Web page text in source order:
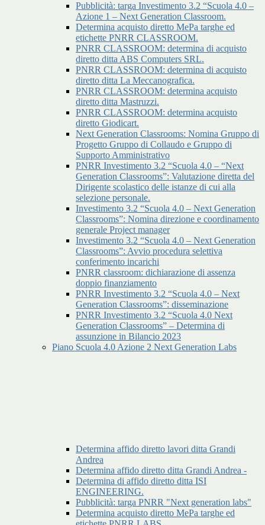
Pubblicità: targa Investimento 3.2 “Scuola 4.0 –
Azione 1 – Next Generation Classroom.
Determina acquisto diretto MePa targhe ed
etichette PNRR CLASSROOM.
PNRR CLASSROOM: determina di acquisto
diretto ditta ABS Computers SRL.
PNRR CLASSROOM: determina di acquisto
diretto ditta La Meccanografica.
PNRR CLASSROOM: determina acquisto
diretto ditta Mastruzzi.
PNRR CLASSROOM: determina acquisto
diretto Giodicart.
Next Generation Classrooms: Nomina Gruppo di
Progetto Gruppo di Collaudo e Gruppo di
Supporto Amministrativo
PNRR Investimento 3.2 “Scuola 4.0 – “Next
Generation Classrooms”: Valutazione diretta del
Dirigente scolastico delle istanze di cui alla
selezione personale.
Investimento 3.2 “Scuola 4.0 – Next Generation
Classrooms”: Nomina direzione e coordinamento
generale Project manager
Investimento 3.2 “Scuola 4.0 – Next Generation
Classrooms”: Avvio procedura selettiva
conferimento incarichi
PNRR classroom: dichiarazione di assenza
doppio finanziamento
PNRR Investimento 3.2 “Scuola 4.0 – Next
Generation Classrooms”: disseminazione
PNRR Investimento 3.2 “Scuola 4.0 Next
Generation Classrooms” – Determina di
assunzione in Bilancio 2023
Piano Scuola 4.0 Azione 2 Next Generation Labs
Determina affido diretto lavori ditta Grandi
Andrea
Determina affido diretto ditta Grandi Andrea -
Determina di affido diretto ditta ISI
ENGINEERING.
Pubblicità: targa PNRR "Next generation labs"
Determina acquisto diretto MePa targhe ed